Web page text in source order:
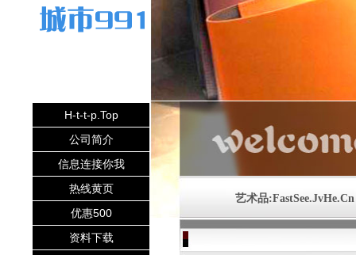
H-t-t-p.Top
公司简介
信息连接你我
热线黄页
优惠500
资料下载
艺术品:FastSee.JvHe.Cn